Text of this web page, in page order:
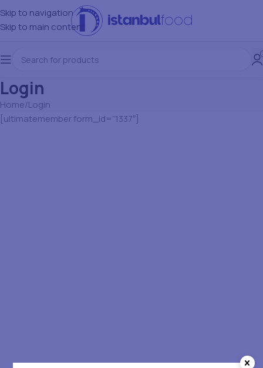
Skip to navigation
Skip to main content
Login
Home Login
[ultimatemember form_id=”1337″]